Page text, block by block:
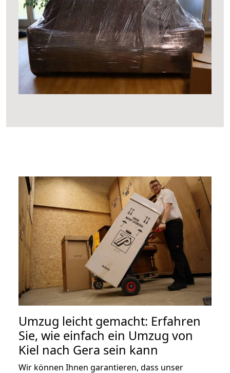
Umzug leicht gemacht: Erfahren
Sie, wie einfach ein Umzug von
Kiel nach Gera sein kann
Wir können Ihnen garantieren, dass unser